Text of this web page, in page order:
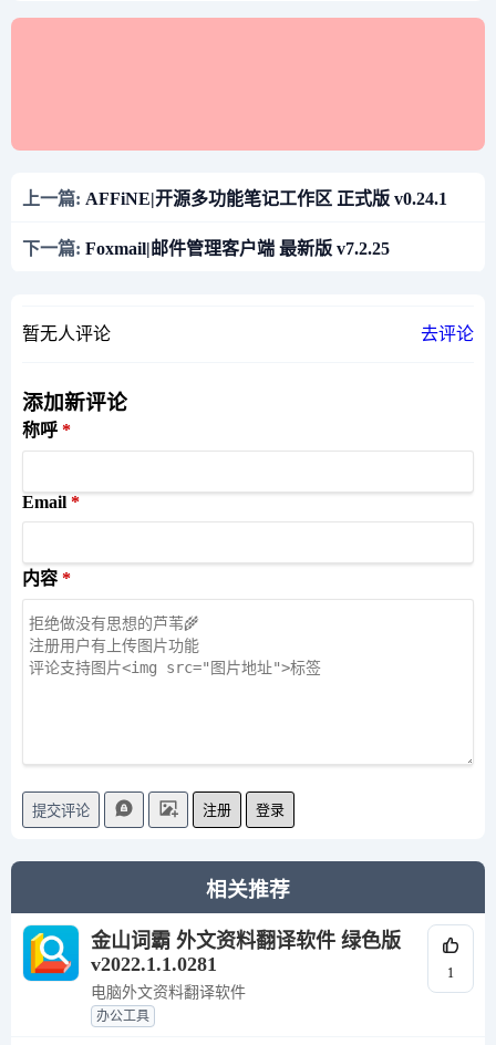
上一篇: AFFiNE|开源多功能笔记工作区 正式版 v0.24.1
下一篇: Foxmail|邮件管理客户端 最新版 v7.2.25
暂无人评论 去评论
添加新评论
称呼
Email
内容
提交评论 注册 登录
相关推荐
金山词霸 外文资料翻译软件 绿色版
v2022.1.1.0281
电脑外文资料翻译软件
办公工具
1